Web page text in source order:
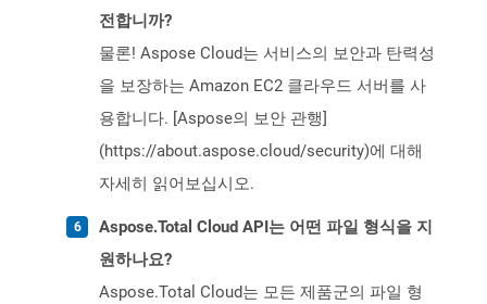
전합니까?
물론! Aspose Cloud는 서비스의 보안과 탄력성
을 보장하는 Amazon EC2 클라우드 서버를 사
용합니다. [Aspose의 보안 관행]
(https://about.aspose.cloud/security)에 대해
자세히 읽어보십시오.
Aspose.Total Cloud API는 어떤 파일 형식을 지
원하나요?
Aspose.Total Cloud는 모든 제품군의 파일 형